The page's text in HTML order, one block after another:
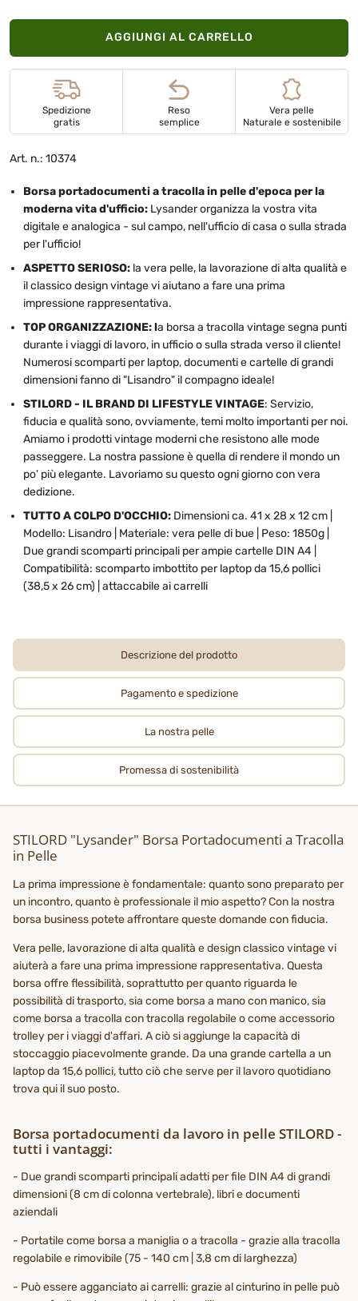
AGGIUNGI AL CARRELLO
Spedizione
gratis
Reso
semplice
Vera pelle
Naturale e sostenibile
Art. n.: 10374
Borsa portadocumenti a tracolla in pelle d'epoca per la
moderna vita d'ufficio: Lysander organizza la vostra vita
digitale e analogica - sul campo, nell'ufficio di casa o sulla strada
per l'ufficio!
ASPETTO SERIOSO: la vera pelle, la lavorazione di alta qualità e
il classico design vintage vi aiutano a fare una prima
impressione rappresentativa.
TOP ORGANIZZAZIONE: la borsa a tracolla vintage segna punti
durante i viaggi di lavoro, in ufficio o sulla strada verso il cliente!
Numerosi scomparti per laptop, documenti e cartelle di grandi
dimensioni fanno di "Lisandro" il compagno ideale!
STILORD - IL BRAND DI LIFESTYLE VINTAGE: Servizio,
fiducia e qualità sono, ovviamente, temi molto importanti per noi.
Amiamo i prodotti vintage moderni che resistono alle mode
passeggere. La nostra passione è quella di rendere il mondo un
po' più elegante. Lavoriamo su questo ogni giorno con vera
dedizione.
TUTTO A COLPO D'OCCHIO: Dimensioni ca. 41 x 28 x 12 cm |
Modello: Lisandro | Materiale: vera pelle di bue | Peso: 1850g |
Due grandi scomparti principali per ampie cartelle DIN A4 |
Compatibilità: scomparto imbottito per laptop da 15,6 pollici
(38,5 x 26 cm) | attaccabile ai carrelli
Descrizione del prodotto
Pagamento e spedizione
La nostra pelle
Promessa di sostenibilità
STILORD "Lysander" Borsa Portadocumenti a Tracolla
in Pelle
La prima impressione è fondamentale: quanto sono preparato per
un incontro, quanto è professionale il mio aspetto? Con la nostra
borsa business potete affrontare queste domande con fiducia.
Vera pelle, lavorazione di alta qualità e design classico vintage vi
aiuterà a fare una prima impressione rappresentativa. Questa
borsa offre flessibilità, soprattutto per quanto riguarda le
possibilità di trasporto, sia come borsa a mano con manico, sia
come borsa a tracolla con tracolla regolabile o come accessorio
trolley per i viaggi d'affari. A ciò si aggiunge la capacità di
stoccaggio piacevolmente grande. Da una grande cartella a un
laptop da 15,6 pollici, tutto ciò che serve per il lavoro quotidiano
trova qui il suo posto.
Borsa portadocumenti da lavoro in pelle STILORD -
tutti i vantaggi:
- Due grandi scomparti principali adatti per file DIN A4 di grandi
dimensioni (8 cm di colonna vertebrale), libri e documenti
aziendali
- Portatile come borsa a maniglia o a tracolla - grazie alla tracolla
regolabile e rimovibile (75 - 140 cm | 3,8 cm di larghezza)
- Può essere agganciato ai carrelli: grazie al cinturino in pelle può